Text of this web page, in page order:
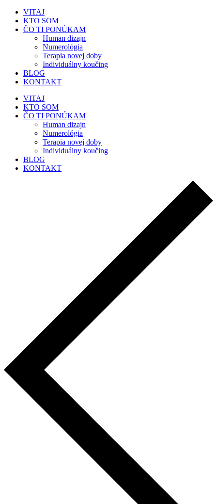
VITAJ
KTO SOM
ČO TI PONÚKAM
Human dizajn
Numerológia
Terapia novej doby
Individuálny koučing
BLOG
KONTAKT
VITAJ
KTO SOM
ČO TI PONÚKAM
Human dizajn
Numerológia
Terapia novej doby
Individuálny koučing
BLOG
KONTAKT